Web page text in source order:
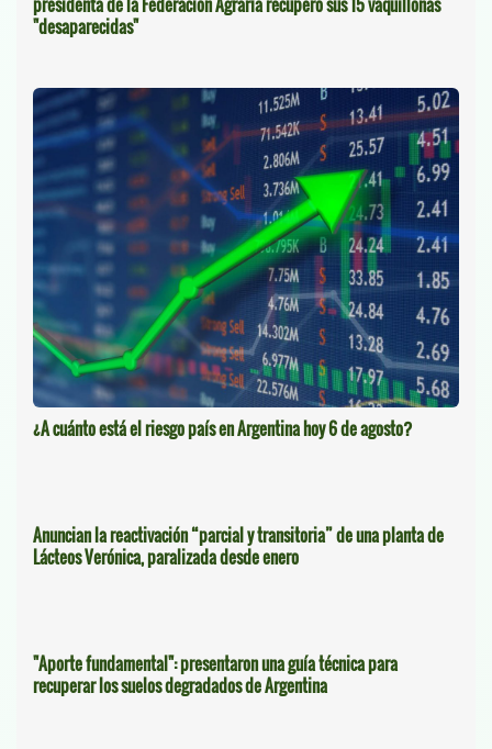
"desaparecidas"
¿A cuánto está el riesgo país en Argentina hoy 6 de agosto?
Anuncian la reactivación “parcial y transitoria” de una planta de
Lácteos Verónica, paralizada desde enero
"Aporte fundamental": presentaron una guía técnica para
recuperar los suelos degradados de Argentina